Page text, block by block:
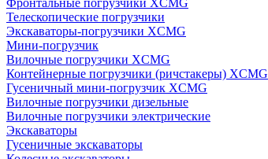
Фронтальные погрузчики XCMG
Телескопические погрузчики
Экскаваторы-погрузчики XCMG
Мини-погрузчик
Вилочные погрузчики XCMG
Контейнерные погрузчики (ричстакеры) XCMG
Гусеничный мини-погрузчик XCMG
Вилочные погрузчики дизельные
Вилочные погрузчики электрические
Экскаваторы
Гусеничные экскаваторы